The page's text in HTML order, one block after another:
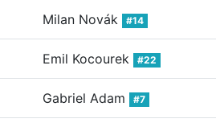
Milan Novák #14
Emil Kocourek #22
Gabriel Adam #7